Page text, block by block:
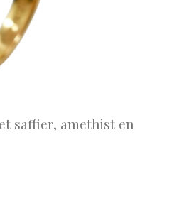
saffier, amethist en